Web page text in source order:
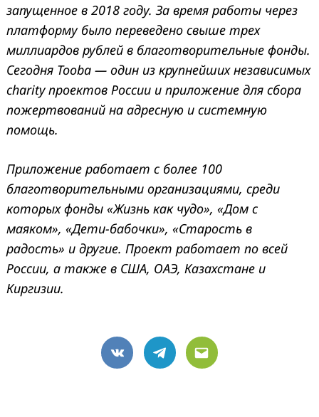
запущенное в 2018 году. За время работы через
платформу было переведено свыше трех
миллиардов рублей в благотворительные фонды.
Сегодня Tooba — один из крупнейших независимых
charity проектов России и приложение для сбора
пожертвований на адресную и системную
помощь.
Приложение работает с более 100
благотворительными организациями, среди
которых фонды «Жизнь как чудо», «Дом с
маяком», «Дети-бабочки», «Старость в
радость» и другие. Проект работает по всей
России, а также в США, ОАЭ, Казахстане и
Киргизии.
VK Telegram
Email